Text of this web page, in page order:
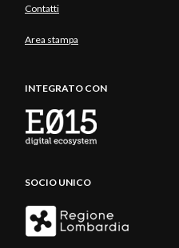
Contatti
Area stampa
INTEGRATO CON
SOCIO UNICO